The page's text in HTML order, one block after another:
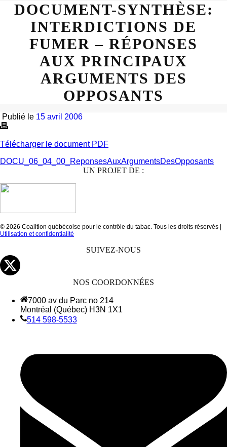
DOCUMENT-SYNTHÈSE:
INTERDICTIONS DE
FUMER – RÉPONSES
AUX PRINCIPAUX
ARGUMENTS DES
OPPOSANTS
Publié le 15 avril 2006
Télécharger le document PDF
DOCU_06_04_00_ReponsesAuxArgumentsDesOpposants
UN PROJET DE :
© 2026 Coalition québécoise pour le contrôle du tabac. Tous les droits réservés |
Utilisation et confidentialité
SUIVEZ-NOUS
NOS COORDONNÉES
7000 av du Parc no 214
Montréal (Québec) H3N 1X1
514 598-5533